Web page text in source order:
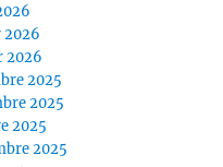
2026
2026
2025
2025
2025
2025